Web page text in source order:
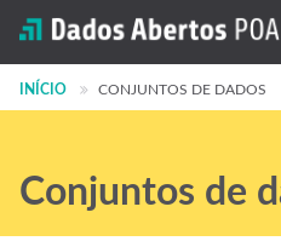
Conjuntos de dados
Grupos
INÍCIO CONJUNTOS DE DADOS
Conjuntos de